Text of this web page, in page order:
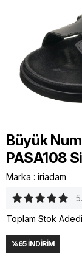
Büyük
PASA108
Marka : iriadam
Toplam Stok Adedi
%65İNDIRIM